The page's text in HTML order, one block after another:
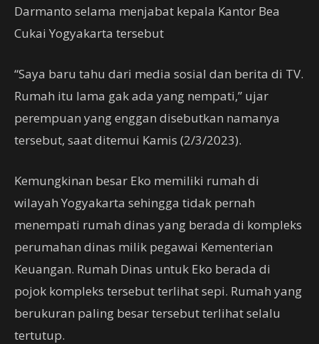
Darmanto selama menjabat kepala Kantor Bea
Cukai Yogyakarta tersebut
“Saya baru tahu dari media sosial dan berita di TV.
Rumah itu lama gak ada yang nempati,” ujar
perempuan yang enggan disebutkan namanya
tersebut, saat ditemui Kamis (2/3/2023).
Kemungkinan besar Eko memiliki rumah di
wilayah Yogyakarta sehingga tidak pernah
menempati rumah dinas yang berada di kompleks
perumahan dinas milik pegawai Kementerian
Keuangan. Rumah Dinas untuk Eko berada di
pojok kompleks tersebut terlihat sepi. Rumah yang
berukuran paling besar tersebut terlihat selalu
tertutup.